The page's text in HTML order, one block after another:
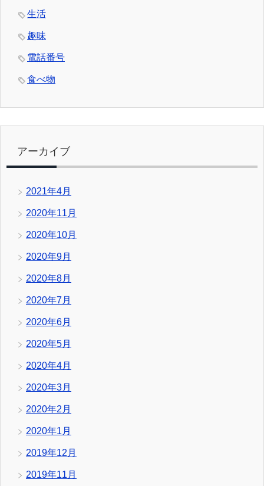
生活
趣味
電話番号
食べ物
アーカイブ
2021年4月
2020年11月
2020年10月
2020年9月
2020年8月
2020年7月
2020年6月
2020年5月
2020年4月
2020年3月
2020年2月
2020年1月
2019年12月
2019年11月